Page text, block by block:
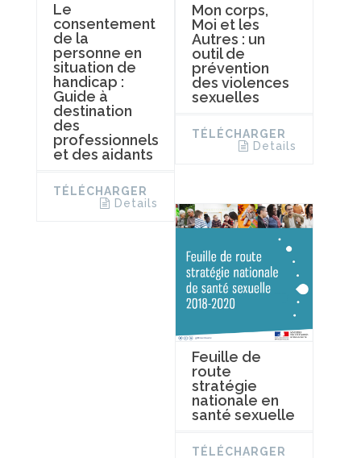
Le
consentement
de la
personne en
situation de
handicap :
Guide à
destination
des
professionnels
et des aidants
TÉLÉCHARGER
Details
Mon corps,
Moi et les
Autres : un
outil de
prévention
des violences
sexuelles
TÉLÉCHARGER
Details
Feuille de
route
stratégie
nationale en
santé sexuelle
TÉLÉCHARGER